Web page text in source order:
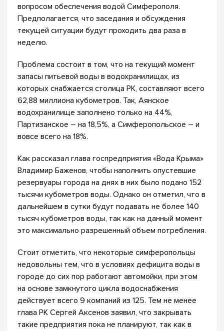
вопросом обеспечения водой Симферополя.
Предполагается, что заседания и обсуждения
текущей ситуации будут проходить два раза в
неделю.
Проблема состоит в том, что на текущий момент
запасы питьевой воды в водохранилищах, из
которых снабжается столица РК, составляют всего
62,88 миллиона кубометров. Так, Аянское
водохранилище заполнено только на 44%,
Партизанское – на 18,5%, а Симферопольское – и
вовсе всего на 18%.
Как рассказал глава госпредприятия «Вода Крыма»
Владимир Баженов, чтобы наполнить опустевшие
резервуары города на днях в них было подано 152
тысячи кубометров воды. Однако он отметил, что в
дальнейшем в сутки будут подавать не более 140
тысяч кубометров воды, так как на данный момент
это максимально разрешенный объем потребления.
Стоит отметить, что некоторые симферопольцы
недовольны тем, что в условиях дефицита воды в
городе до сих пор работают автомойки, при этом
на основе замкнутого цикла водоснабжения
действует всего 9 компаний из 125. Тем не менее
глава РК Сергей Аксенов заявил, что закрывать
такие предприятия пока не планируют, так как в